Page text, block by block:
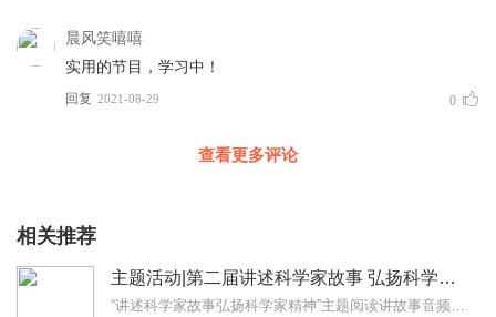
晨风笑嘻嘻
实用的节目，学习中！
回复 2021-08-29 0
查看更多评论
相关推荐
主题活动|第二届讲述科学家故事 弘扬科学家精神
“讲述科学家故事弘扬科学家精神”主题阅读讲故事音频作品征集活动，引导全市广大青少年阅读科学家书籍，讲述科学家故事，传承科学家精神，激发青少年从小学科学、爱科学...